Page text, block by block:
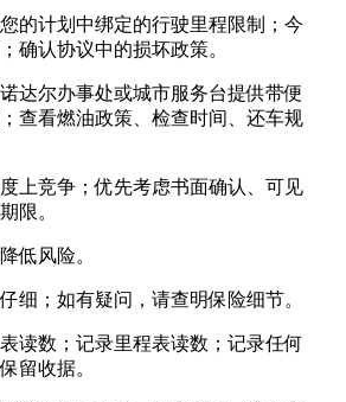
的计划中绑定的行驶里程限制；今
确认协议中的损坏政策。
达尔办事处或城市服务台提供带便
查看燃油政策、检查时间、还车规
上竞争；优先考虑书面确认、可见
限。
低风险。
细；如有疑问，请查明保险细节。
读数；记录里程表读数；记录任何
留收据。